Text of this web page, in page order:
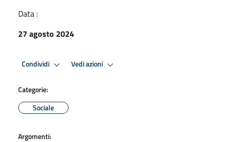
Data :
27 agosto 2024
Condividi Vedi azioni
Categorie:
Sociale
Argomenti: